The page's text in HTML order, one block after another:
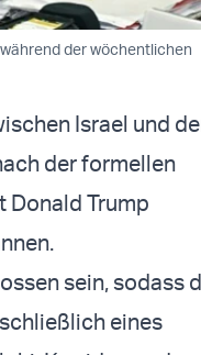
der wöchentlichen
Israel und
der formellen
Donald Trump
sein, sodass
eines